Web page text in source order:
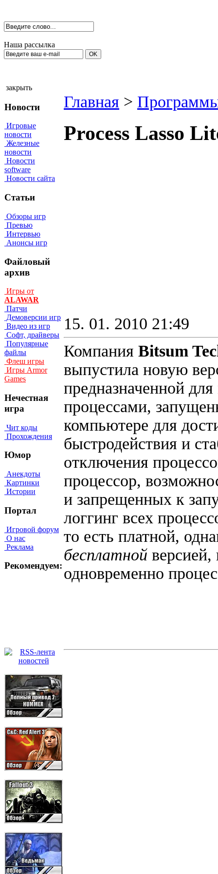
Наша рассылка
закрыть
Новости
Игровые
новости
Железные
новости
Новости
software
Новости сайта
Статьи
Обзоры игр
Превью
Интервью
Анонсы игр
Файловый
архив
Игры от
ALAWAR
Патчи
Демоверсии игр
Видео из игр
Софт, драйверы
Популярные
файлы
Флеш игры
Игры Armor
Games
Нечестная
игра
Чит коды
Прохождения
Юмор
Анекдоты
Картинки
Истории
Портал
Игровой форум
О нас
Реклама
Рекомендуем:
Главная >
Process Lasso
15. 01. 2010 21:49
Компания Bitsum
выпустила новую
предназначенной
процессами,
компьютере для
быстродействия и
отключения
процессор,
и запрещенных к
логгинг всех
то есть платной,
бесплатной
одновременно